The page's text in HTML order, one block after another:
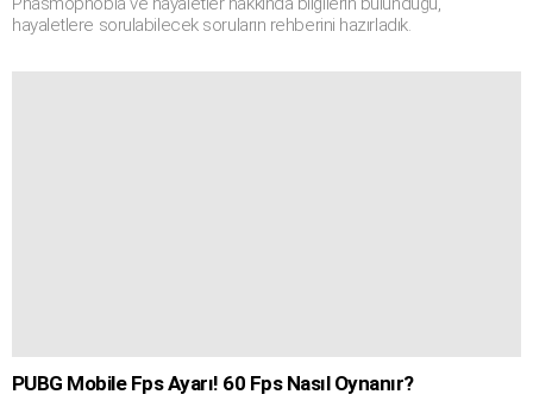
hayaletlere sorulabilecek soruların rehberini hazırladık.
PUBG Mobile Fps Ayarı! 60 Fps Nasıl Oynanır?